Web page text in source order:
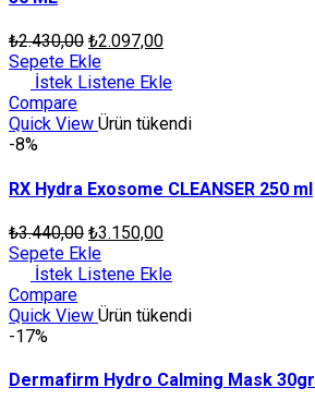
₺2.430,00 ₺2.097,00
Sepete Ekle
İstek Listene Ekle
Compare
Quick View Ürün tükendi
-8%
RX Hydra Exosome CLEANSER 250 ml
₺3.440,00 ₺3.150,00
Sepete Ekle
İstek Listene Ekle
Compare
Quick View Ürün tükendi
-17%
Dermafirm Hydro Calming Mask 30gr